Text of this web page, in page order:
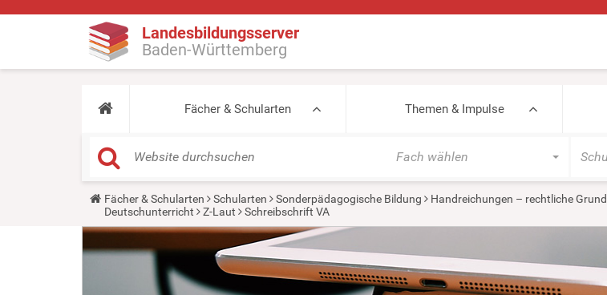
Landesbildungsserver
Baden-Württemberg
Fächer & Schularten Themen & Impulse
Fach wählen
Y
u
a
r
Fächer & Schularten Schularten Sonderpädagogische Bildung Handreichungen – rechtliche
Deutschunterricht
Z-Laut Schreibschrift VA